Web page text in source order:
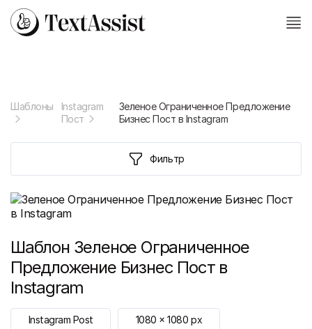
Шаблоны
Instagram
Пост
Зеленое Ограниченное Предложение
Бизнес Пост в Instagram
Фильтр
Шаблон Зеленое Ограниченное
Предложение Бизнес Пост в
Instagram
Instagram Post 1080 x1080 px